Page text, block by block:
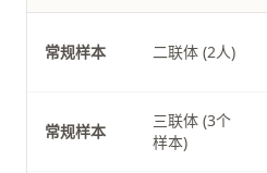
常规样本 二联体 (2人)
常规样本
三联体 (3个
样本)